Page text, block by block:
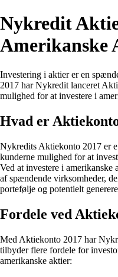
Nykredit
Amerikanske
Investering i aktier er en
2017 har Nykredit lanceret
mulighed for at investere i
Hvad er
Nykredits Aktiekonto 2017 er
kunderne mulighed for at
Ved at investere i
af spændende virksomheder,
portefølje og potentielt
Fordele ved
Med Aktiekonto 2017 har
tilbyder flere fordele for
amerikanske aktier: